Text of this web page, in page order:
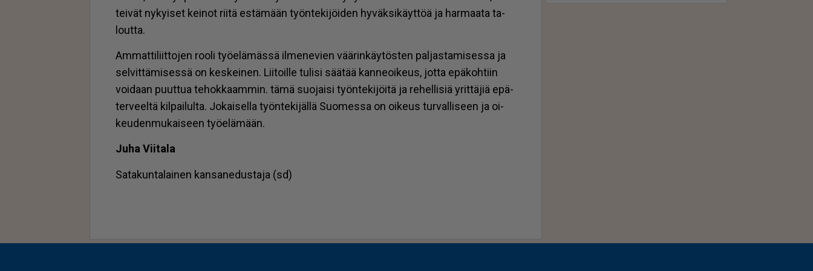
tei­vät ny­kyi­set kei­not rii­tä es­tä­mään työn­te­ki­jöi­den hy­väk­si­käyt­töä ja har­maa­ta ta­
lout­ta.
Am­mat­ti­liit­to­jen roo­li työ­e­lä­mäs­sä il­me­ne­vien vää­rin­käy­tös­ten pal­jas­ta­mi­ses­sa ja
sel­vit­tä­mi­ses­sä on kes­kei­nen. Lii­toil­le tu­li­si sää­tää kan­ne­oi­keus, jot­ta epä­koh­tiin
voi­daan puut­tua te­hok­kaam­min. tämä suo­jai­si työn­te­ki­jöi­tä ja re­hel­li­siä yrit­tä­jiä epä­
ter­veel­tä kil­pai­lul­ta. Jo­kai­sel­la työn­te­ki­jäl­lä Suo­mes­sa on oi­keus tur­val­li­seen ja oi­
keu­den­mu­kai­seen työ­e­lä­mään.
Juha Vii­ta­la
Sa­ta­kun­ta­lai­nen kan­sa­ne­dus­ta­ja (sd)